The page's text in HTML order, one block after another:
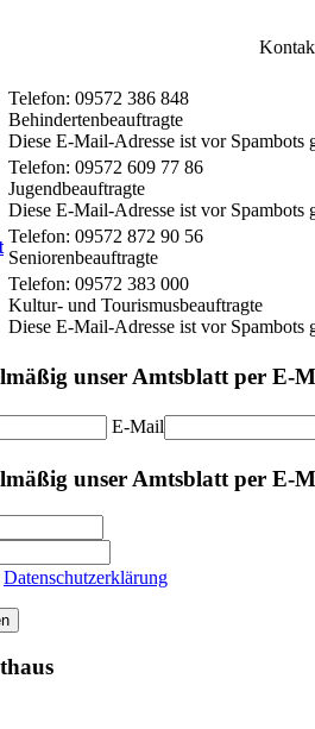
Telefon: 09572 386 848
Behindertenbeauftragte
Diese E-Mail-Adresse ist vor Spambots
Telefon: 09572 609 77 86
Jugendbeauftragte
Diese E-Mail-Adresse ist vor Spambots
Telefon: 09572 872 90 56
Seniorenbeauftragte
Telefon: 09572 383 000
Kultur- und Tourismusbeauftragte
Diese E-Mail-Adresse ist vor Spambots
unser Amtsblatt per E-
E-Mail
unser Amtsblatt per E-
Datenschutzerklärung